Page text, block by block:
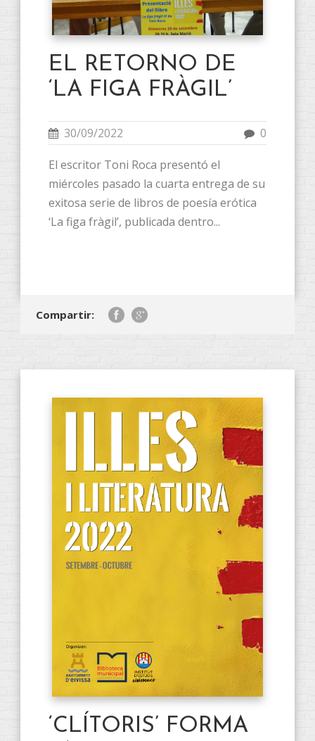
EL RETORNO DE
‘LA FIGA FRÀGIL’
30/09/2022 0
El escritor Toni Roca presentó el
miércoles pasado la cuarta entrega de su
exitosa serie de libros de poesía erótica
‘La figa fràgil’, publicada dentro...
Compartir:
‘CLÍTORIS’ FORMA